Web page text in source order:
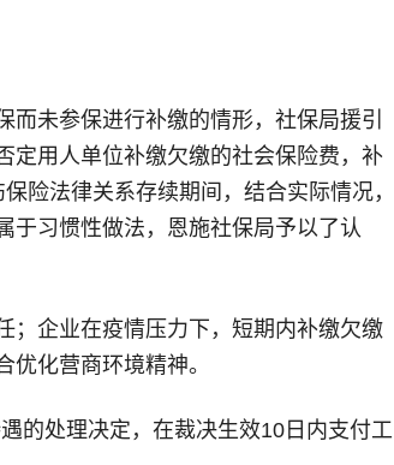
未参保进行补缴的情形，社保局援引
定用人单位补缴欠缴的社会保险费，补
险法律关系存续期间，结合实际情况，
于习惯性做法，恩施社保局予以了认
；企业在疫情压力下，短期内补缴欠缴
化营商环境精神。
的处理决定，在裁决生效10日内支付工